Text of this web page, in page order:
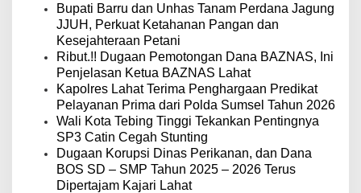
Bupati Barru dan Unhas Tanam Perdana Jagung
JJUH, Perkuat Ketahanan Pangan dan
Kesejahteraan Petani
Ribut.!! Dugaan Pemotongan Dana BAZNAS, Ini
Penjelasan Ketua BAZNAS Lahat
Kapolres Lahat Terima Penghargaan Predikat
Pelayanan Prima dari Polda Sumsel Tahun 2026
Wali Kota Tebing Tinggi Tekankan Pentingnya
SP3 Catin Cegah Stunting
Dugaan Korupsi Dinas Perikanan, dan Dana
BOS SD – SMP Tahun 2025 – 2026 Terus
Dipertajam Kajari Lahat